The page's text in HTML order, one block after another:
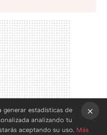
estadísticas de
analizando tu
aceptando su uso. Más